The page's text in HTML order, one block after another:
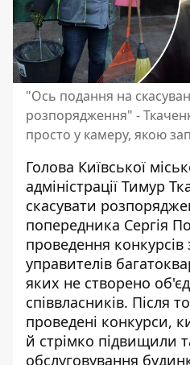
"Ось подання на
розпорядження" -
просто у камеру, якою
Голова Київської
адміністрації Тимур
скасувати
попередника Сергія
проведення
управителів
яких не створено
співвласників. Після
проведені конкурси,
й стрімко підвищили
обслуговування